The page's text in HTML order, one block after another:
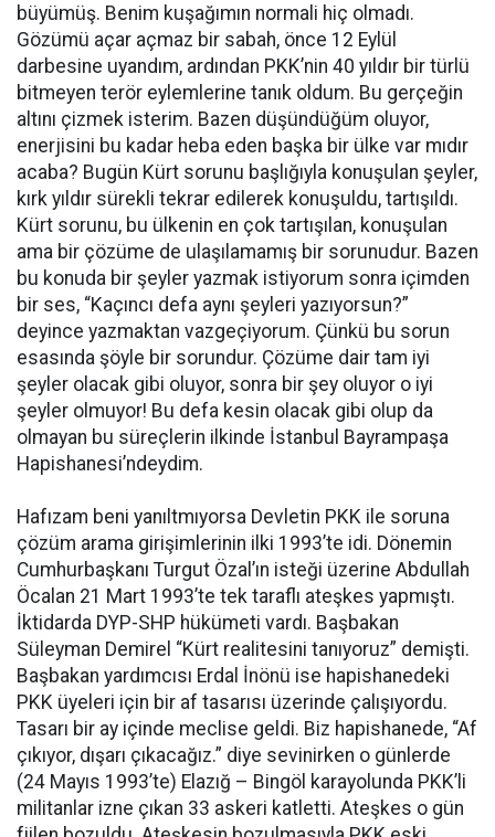
büyümüş. Benim kuşağımın normali hiç olmadı.
Gözümü açar açmaz bir sabah, önce 12 Eylül
darbesine uyandım, ardından PKK’nin 40 yıldır bir türlü
bitmeyen terör eylemlerine tanık oldum. Bu gerçeğin
altını çizmek isterim. Bazen düşündüğüm oluyor,
enerjisini bu kadar heba eden başka bir ülke var mıdır
acaba? Bugün Kürt sorunu başlığıyla konuşulan şeyler,
kırk yıldır sürekli tekrar edilerek konuşuldu, tartışıldı.
Kürt sorunu, bu ülkenin en çok tartışılan, konuşulan
ama bir çözüme de ulaşılamamış bir sorunudur. Bazen
bu konuda bir şeyler yazmak istiyorum sonra içimden
bir ses, “Kaçıncı defa aynı şeyleri yazıyorsun?”
deyince yazmaktan vazgeçiyorum. Çünkü bu sorun
esasında şöyle bir sorundur. Çözüme dair tam iyi
şeyler olacak gibi oluyor, sonra bir şey oluyor o iyi
şeyler olmuyor! Bu defa kesin olacak gibi olup da
olmayan bu süreçlerin ilkinde İstanbul Bayrampaşa
Hapishanesi’ndeydim.
Hafızam beni yanıltmıyorsa Devletin PKK ile soruna
çözüm arama girişimlerinin ilki 1993’te idi. Dönemin
Cumhurbaşkanı Turgut Özal’ın isteği üzerine Abdullah
Öcalan 21 Mart 1993’te tek taraflı ateşkes yapmıştı.
İktidarda DYP-SHP hükümeti vardı. Başbakan
Süleyman Demirel “Kürt realitesini tanıyoruz” demişti.
Başbakan yardımcısı Erdal İnönü ise hapishanedeki
PKK üyeleri için bir af tasarısı üzerinde çalışıyordu.
Tasarı bir ay içinde meclise geldi. Biz hapishanede, “Af
çıkıyor, dışarı çıkacağız.” diye sevinirken o günlerde
(24 Mayıs 1993’te) Elazığ – Bingöl karayolunda PKK’li
militanlar izne çıkan 33 askeri katletti. Ateşkes o gün